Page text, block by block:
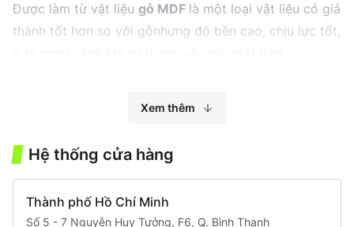
Được làm từ vật liệu gỗ MDF là một loại vật liệu có giá
thành tốt hơn so với gỗnhưng độ bền cao, chịu lực tốt,
người dùng có thể yên tâm sử dụng sản phẩm ở nhiều
môi trường khác nhau, không lo hư hỏng do độ ẩm và
nước gây ra.
Bên cạnh đó, mặt bàn còn được
Xem thêm
Hệ thống cửa hàng
Thành phố Hồ Chí Minh
Số 5 - 7 Nguyễn Huy Tưởng, F6, Q. Bình Thạnh